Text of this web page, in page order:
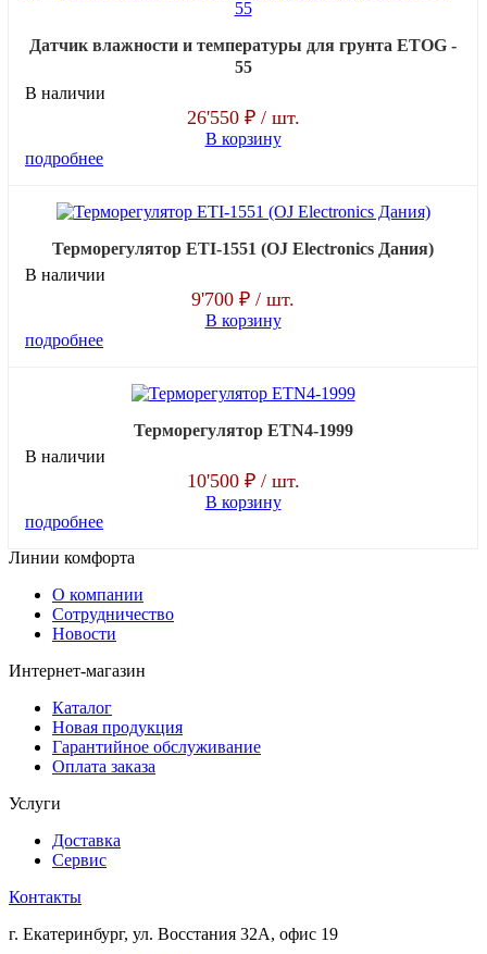
Датчик влажности и температуры для грунта ETOG -
55
В наличии
26'550 ₽ / шт.
В корзину
подробнее
Терморегулятор ETI-1551 (OJ Electronics Дания)
В наличии
9'700 ₽ / шт.
В корзину
подробнее
Терморегулятор ETN4-1999
В наличии
10'500 ₽ / шт.
В корзину
подробнее
Линии комфорта
О компании
Сотрудничество
Новости
Интернет-магазин
Каталог
Новая продукция
Гарантийное обслуживание
Оплата заказа
Услуги
Доставка
Сервис
Контакты
г. Екатеринбург, ул. Восстания 32А, офис 19